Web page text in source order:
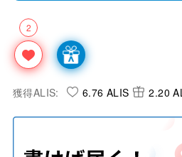
2
獲得ALIS: 6.76 ALIS 2.20